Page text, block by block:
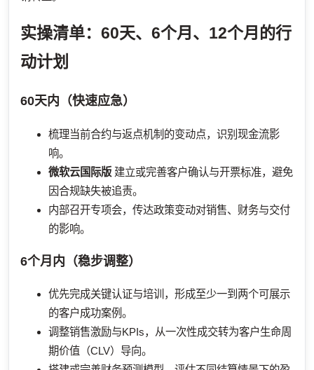
实操清单：60天、6个月、12个月的行
动计划
60天内（快速应急）
梳理当前合约与返点机制的变动点，识别现金流影
响。
微软云国际版 建立或完善客户确认与开票标准，避免
因合规缺失被追责。
内部召开专项会，传达政策变动对销售、财务与交付
的影响。
6个月内（稳步调整）
优先完成关键认证与培训，形成至少一到两个可展示
的客户成功案例。
调整销售激励与KPIs，从一次性成交转为客户生命周
期价值（CLV）导向。